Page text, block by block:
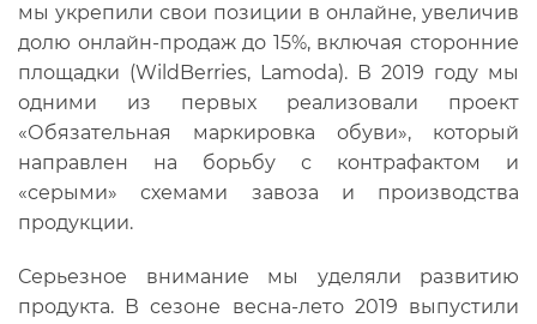
мы укрепили свои позиции в онлайне, увеличив
долю онлайн-продаж до 15%, включая сторонние
площадки (WildBerries, Lamoda). В 2019 году мы
одними из первых реализовали проект
«Обязательная маркировка обуви», который
направлен на борьбу с контрафактом и
«серыми» схемами завоза и производства
продукции.
Серьезное внимание мы уделяли развитию
продукта. В сезоне весна-лето 2019 выпустили